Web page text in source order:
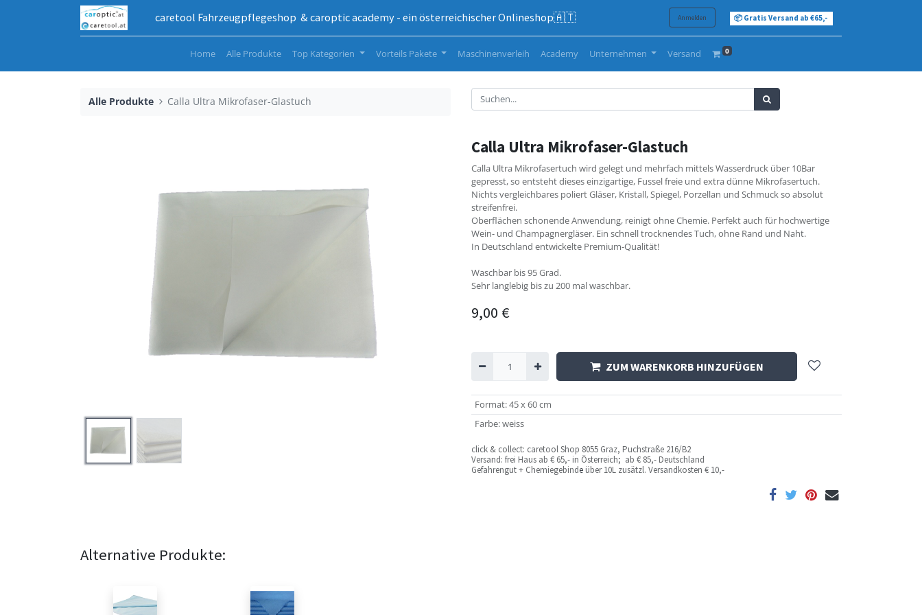
caretool Fahrzeugpflegeshop & caroptic academy - ein österreichischer Onlineshop🇦🇹 Anmelden 📦 Gratis Versand ab €65,-
Home Alle Produkte Top Kategorien Vorteils Pakete Maschinenverleih Academy Unternehmen Versand 0
Alle Produkte Calla Ultra Mikrofaser-Glastuch
Calla Ultra Mikrofaser-Glastuch
Calla Ultra Mikrofasertuch wird gelegt und mehrfach mittels Wasserdruck über 10Bar
gepresst, so entsteht dieses einzigartige, Fussel freie und extra dünne Mikrofasertuch.
Nichts vergleichbares poliert Gläser, Kristall, Spiegel, Porzellan und Schmuck so absolut
streifenfrei.
Oberflächen schonende Anwendung, reinigt ohne Chemie. Perfekt auch für hochwertige
Wein- und Champagnergläser. Ein schnell trocknendes Tuch, ohne Rand und Naht.
In Deutschland entwickelte Premium-Qualität!
Waschbar bis 95 Grad.
Sehr langlebig bis zu 200 mal waschbar.
9,00 €
ZUM WARENKORB HINZUFÜGEN
Format:45 x 60 cm
Farbe:weiss
click & collect: caretool Shop 8055 Graz, Puchstraße 216/B2
Versand: frei Haus ab € 65,- in Österreich; ab € 85,- Deutschland
Gefahrengut + Chemiegebinde über 10L zusätzl. Versandkosten € 10,-
Alternative Produkte: